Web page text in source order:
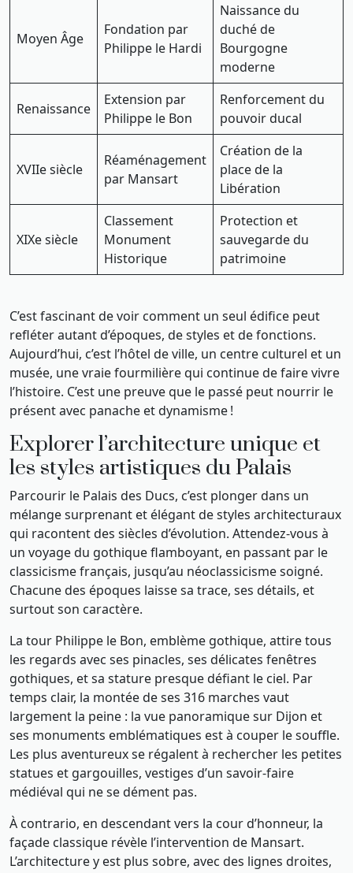
Moyen Âge
Fondation par
Philippe le Hardi
Naissance du
duché de
Bourgogne
moderne
Renaissance
Extension par
Philippe le Bon
Renforcement du
pouvoir ducal
XVIIe siècle
Réaménagement
par Mansart
Création de la
place de la
Libération
XIXe siècle
Classement
Monument
Historique
Protection et
sauvegarde du
patrimoine
C’est fascinant de voir comment un seul édifice peut
refléter autant d’époques, de styles et de fonctions.
Aujourd’hui, c’est l’hôtel de ville, un centre culturel et un
musée, une vraie fourmilière qui continue de faire vivre
l’histoire. C’est une preuve que le passé peut nourrir le
présent avec panache et dynamisme !
Explorer l’architecture unique et
les styles artistiques du Palais
Parcourir le Palais des Ducs, c’est plonger dans un
mélange surprenant et élégant de styles architecturaux
qui racontent des siècles d’évolution. Attendez-vous à
un voyage du gothique flamboyant, en passant par le
classicisme français, jusqu’au néoclassicisme soigné.
Chacune des époques laisse sa trace, ses détails, et
surtout son caractère.
La tour Philippe le Bon, emblème gothique, attire tous
les regards avec ses pinacles, ses délicates fenêtres
gothiques, et sa stature presque défiant le ciel. Par
temps clair, la montée de ses 316 marches vaut
largement la peine : la vue panoramique sur Dijon et
ses monuments emblématiques est à couper le souffle.
Les plus aventureux se régalent à rechercher les petites
statues et gargouilles, vestiges d’un savoir-faire
médiéval qui ne se dément pas.
À contrario, en descendant vers la cour d’honneur, la
façade classique révèle l’intervention de Mansart.
L’architecture y est plus sobre, avec des lignes droites,